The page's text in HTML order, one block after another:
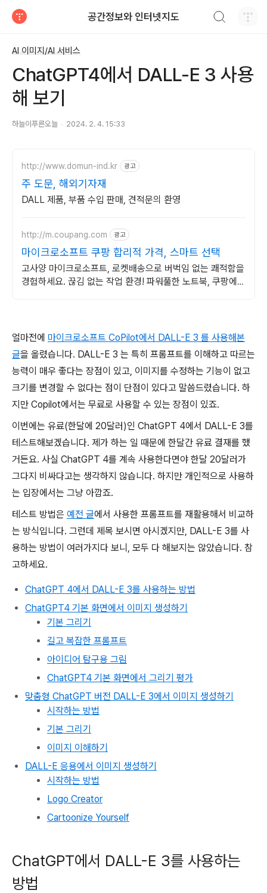
공간정보와 인터넷지도
AI 이미지/AI 서비스
ChatGPT4에서 DALL-E 3 사용
해 보기
하늘이푸른오늘 2024. 2. 4. 15:33
http://www.domun-ind.kr 광고
주 도문, 해외기자재
DALL 제품, 부품 수입 판매, 견적문의 환영
http://m.coupang.com 광고
마이크로소프트 쿠팡 합리적 가격, 스마트 선택
고사양 마이크로소프트, 로켓배송으로 버벅임 없는 쾌적함을
경험하세요. 끊김 없는 작업 환경! 파워풀한 노트북, 쿠팡에서
얼마전에 마이크로소프트 CoPilot에서 DALL-E 3 를 사용해본
글을 올렸습니다. DALL-E 3 는 특히 프롬프트를 이해하고 따르는
능력이 매우 좋다는 장점이 있고, 이미지를 수정하는 기능이 없고
크기를 변경할 수 없다는 점이 단점이 있다고 말씀드렸습니다. 하
지만 Copilot에서는 무료로 사용할 수 있는 장점이 있죠.
이번에는 유료(한달에 20달러)인 ChatGPT 4에서 DALL-E 3를
테스트해보겠습니다. 제가 하는 일 때문에 한달간 유료 결재를 했
거든요. 사실 ChatGPT 4를 계속 사용한다면야 한달 20달러가
그다지 비싸다고는 생각하지 않습니다. 하지만 개인적으로 사용하
는 입장에서는 그냥 아깝죠.
테스트 방법은 예전 글에서 사용한 프롬프트를 재활용해서 비교하
는 방식입니다. 그런데 제목 보시면 아시겠지만, DALL-E 3를 사
용하는 방법이 여러가지다 보니, 모두 다 해보지는 않았습니다. 참
고하세요.
ChatGPT 4에서 DALL-E 3를 사용하는 방법
ChatGPT4 기본 화면에서 이미지 생성하기
기본 그리기
길고 복잡한 프롬프트
아이디어 탐구용 그림
ChatGPT4 기본 화면에서 그리기 평가
맞춤형 ChatGPT 버전 DALL-E 3에서 이미지 생성하기
시작하는 방법
기본 그리기
이미지 이해하기
DALL-E 응용에서 이미지 생성하기
시작하는 방법
Logo Creator
Cartoonize Yourself
ChatGPT에서 DALL-E 3를 사용하는
방법